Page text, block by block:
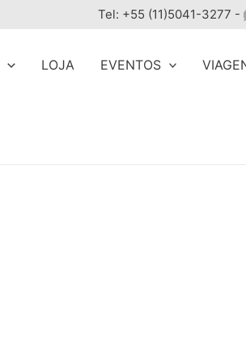
Tel: +55 (11)5041-3277 -
LOJA EVENTOS